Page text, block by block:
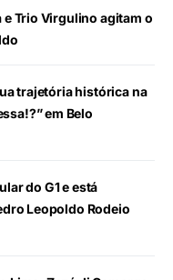
e Trio Virgulino agitam o
trajetória histórica na
em Belo
do G1 e está
Leopoldo Rodeio